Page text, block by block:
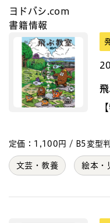
ヨドバシ.com
書籍情報
定価：1,100円 / B5変
文芸・教養 絵本・